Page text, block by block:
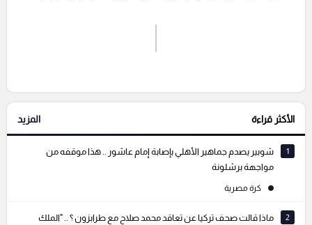
إرسال تعليق
التعليقات السابقة
الأكثر قراءة المزيد
1
شوبير يصدم جماهير الأهلي بإصابة إمام عاشور .. هذا موقفه من
مواجهة برشلونة
كرة مصرية
2 ماذا قالت صحف تركيا عن تعاقد محمد صلاح مع طرابزون ؟ .. "الملك